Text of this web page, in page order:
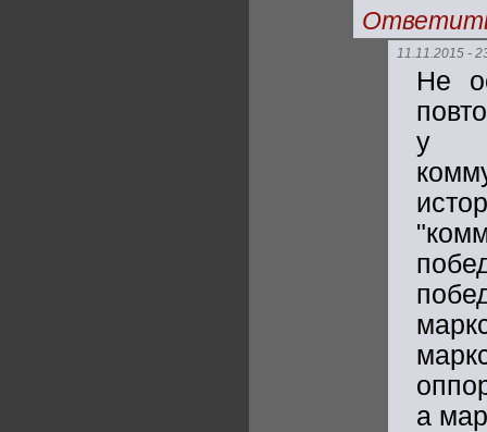
11.11.2015 -
Не
у
а